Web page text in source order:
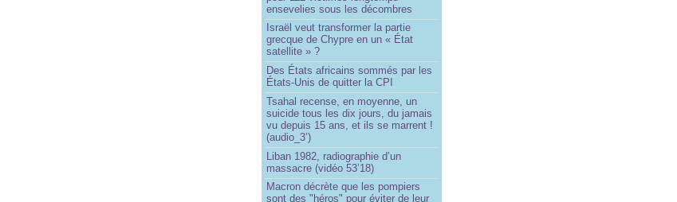
ensevelies sous les décombres
Israël veut transformer la partie
grecque de Chypre en un « État
satellite » ?
Des États africains sommés par les
États-Unis de quitter la CPI
Tsahal recense, en moyenne, un
suicide tous les dix jours, du jamais
vu depuis 15 ans, et ils se marrent !
(audio_3’)
Liban 1982, radiographie d’un
massacre (vidéo 53’18)
Macron décrète que les pompiers
sont des "héros" pour éviter de leur